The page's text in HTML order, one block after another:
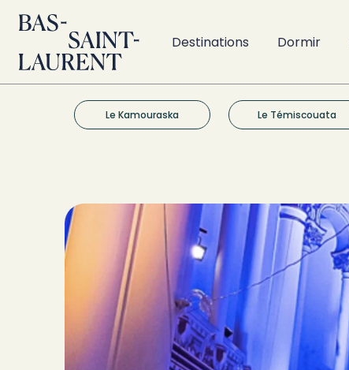
Destinations Dormir
Le Kamouraska Le Témiscouata